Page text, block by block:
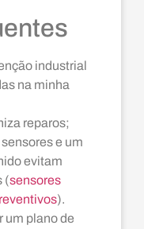
industrial
na minha
reparos;
e um
evitam
(sensores
).
um plano de